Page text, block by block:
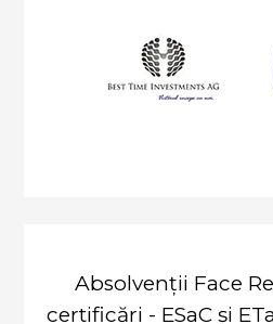
Absolvenții Face
certificări - ESaC și